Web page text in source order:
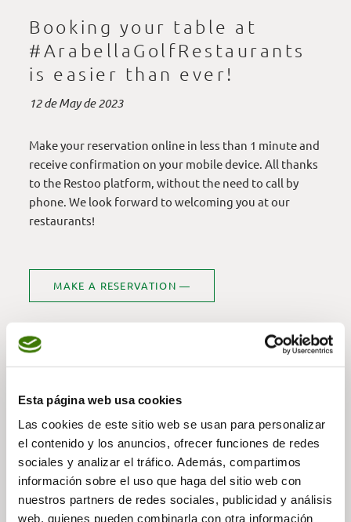
Esta página web usa cookies
Las cookies de este sitio web se usan para personalizar
el contenido y los anuncios, ofrecer funciones de redes
sociales y analizar el tráfico. Además, compartimos
información sobre el uso que haga del sitio web con
nuestros partners de redes sociales, publicidad y análisis
web, quienes pueden combinarla con otra información
Booking your table at
#ArabellaGolfRestaurants
is easier than ever!
12 de May de 2023
Make your reservation online in less than 1 minute and
receive confirmation on your mobile device. All thanks
to the Restoo platform, without the need to call by
phone. We look forward to welcoming you at our
restaurants!
MAKE A RESERVATION —